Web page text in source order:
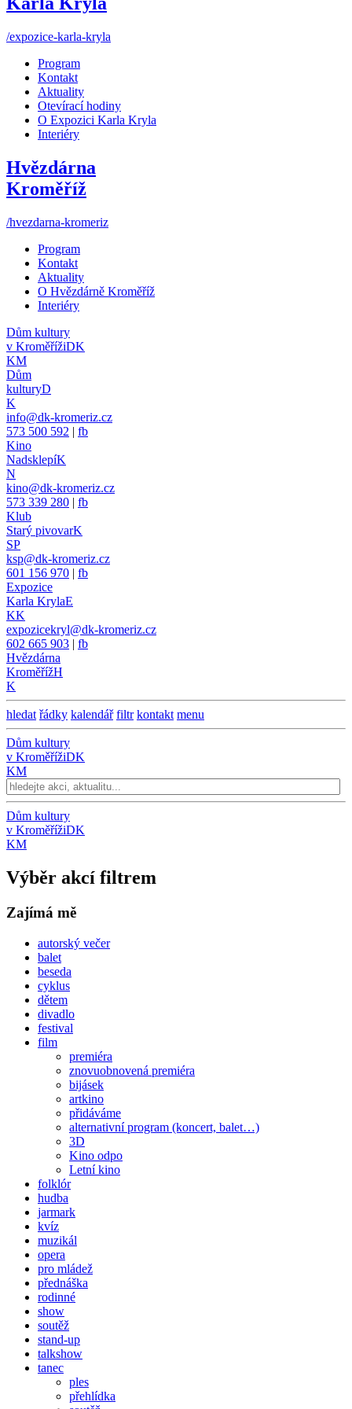
/expozice-karla-kryla
Program
Kontakt
Aktuality
Otevírací hodiny
O Expozici Karla Kryla
Interiéry
Hvězdárna
Kroměříž
/hvezdarna-kromeriz
Program
Kontakt
Aktuality
O Hvězdárně Kroměříž
Interiéry
Dům kultury
v KroměřížiDK
KM
Dům
kulturyD
K
info@dk-kromeriz.cz
573 500 592 | fb
Kino
NadsklepíK
N
kino@dk-kromeriz.cz
573 339 280 | fb
Klub
Starý pivovarK
SP
ksp@dk-kromeriz.cz
601 156 970 | fb
Expozice
Karla KrylaE
KK
expozicekryl@dk-kromeriz.cz
602 665 903 | fb
Hvězdárna
KroměřížH
K
hledat řádky kalendář filtr kontakt menu
Dům kultury
v KroměřížiDK
KM
Dům kultury
v KroměřížiDK
KM
Výběr akcí filtrem
Zajímá mě
autorský večer
balet
beseda
cyklus
dětem
divadlo
festival
film
premiéra
znovuobnovená premiéra
bijásek
artkino
přidáváme
alternativní program (koncert, balet…)
3D
Kino odpo
Letní kino
folklór
hudba
jarmark
kvíz
muzikál
opera
pro mládež
přednáška
rodinné
show
soutěž
stand-up
talkshow
tanec
ples
přehlídka